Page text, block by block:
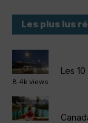
Les plus lus
Les
8.4k views